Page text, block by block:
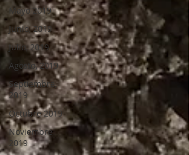
Mayo 2019
Junio, 2019
Julio, 2019
Agosto, 2019
Septiembre,
2019
Octubre 2019
Noviembre
2019